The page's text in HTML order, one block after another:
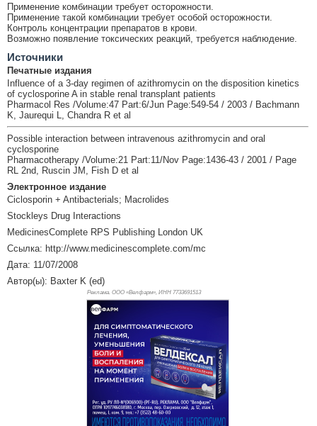
Применение комбинации требует осторожности.
Применение такой комбинации требует особой осторожности.
Контроль концентрации препаратов в крови.
Возможно появление токсических реакций, требуется наблюдение.
Источники
Печатные издания
Influence of a 3-day regimen of azithromycin on the disposition kinetics
of cyclosporine A in stable renal transplant patients
Pharmacol Res /Volume:47 Part:6/Jun Page:549-54 / 2003 / Bachmann
K, Jaurequi L, Chandra R et al
Possible interaction between intravenous azithromycin and oral
cyclosporine
Pharmacotherapy /Volume:21 Part:11/Nov Page:1436-43 / 2001 / Page
RL 2nd, Ruscin JM, Fish D et al
Электронное издание
Ciclosporin + Antibacterials; Macrolides
Stockleys Drug Interactions
MedicinesComplete RPS Publishing London UK
Ссылка: http://www.medicinescomplete.com/mc
Дата: 11/07/2008
Автор(ы): Baxter K (ed)
Реклама. ООО «Велфарм», ИНН 7733691513